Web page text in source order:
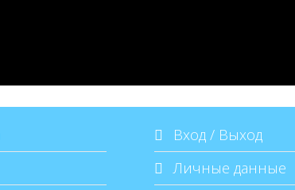
Вход / Выход
Личные данные